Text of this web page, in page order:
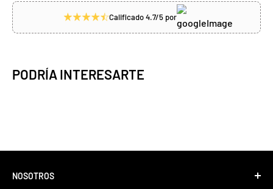
Calificado 4.7/5 por
PODRÍA INTERESARTE
NOSOTROS